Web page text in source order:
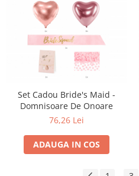
Set Cadou Bride's Maid -
Domnisoare De Onoare
76,26 Lei
ADAUGA IN COS